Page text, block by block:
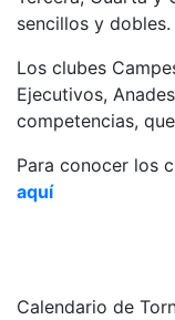
sencillos y dobles.
Los clubes
Ejecutivos,
competencias,
Para conocer los
aquí
Calendario de